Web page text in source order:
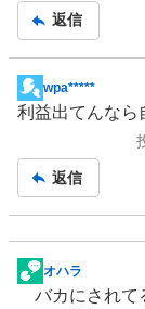
返信
掲
示
事
wpa*****
利益出てんなら
返信
掲
オハラ
バカにされて